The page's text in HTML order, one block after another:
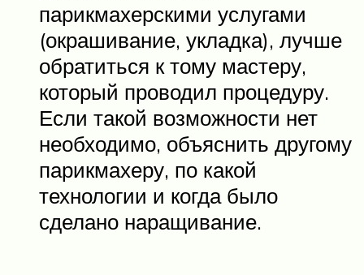
парикмахерскими услугами
(окрашивание, укладка), лучше
обратиться к тому мастеру,
который проводил процедуру.
Если такой возможности нет
необходимо, объяснить другому
парикмахеру, по какой
технологии и когда было
сделано наращивание.